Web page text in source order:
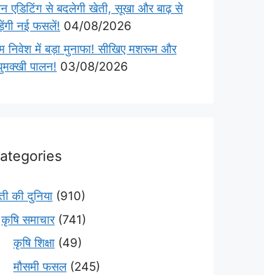
एडिटिंग से बदलेगी खेती, सूखा और बाढ़ से
नई फसलें! 04/08/2026
निवेश में बड़ा मुनाफा! सीखिए मशरूम और
पालन! 03/08/2026
की दुनिया (910)
कृषि समाचार(741)
कृषि शिक्षा (49)
मौसमी फसल(245)